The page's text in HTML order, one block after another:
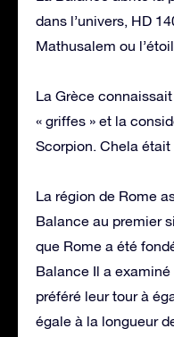
dans l’univers, HD
Mathusalem ou
La Grèce
« griffes » et la
Scorpion. Chela
La région de Rome
Balance au premier
que Rome a été
Balance Il a
préféré leur tour à
égale à la longueur